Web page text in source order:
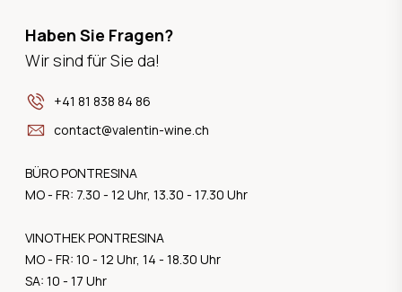
Haben Sie Fragen?
Wir sind für Sie da!
+41 81 838 84 86
contact@valentin-wine.ch
BÜRO PONTRESINA
MO - FR: 7.30 - 12 Uhr, 13.30 - 17.30 Uhr
VINOTHEK PONTRESINA
MO - FR: 10 - 12 Uhr, 14 - 18.30 Uhr
SA: 10 - 17 Uhr